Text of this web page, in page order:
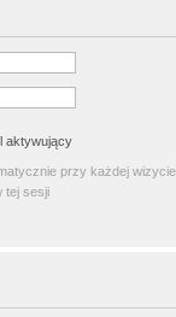
aktywujący
przy każdej wizycie
tej sesji